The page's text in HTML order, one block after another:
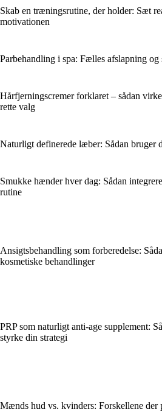
Skab en træningsrutine, der holder: Sæt
motivationen
Parbehandling i spa: Fælles afslapning
Hårfjerningscremer forklaret – sådan
rette valg
Naturligt definerede læber: Sådan bruger
Smukke hænder hver dag: Sådan
rutine
Ansigtsbehandling som forberedelse:
kosmetiske behandlinger
PRP som naturligt anti-age supplement:
styrke din strategi
Mænds hud vs. kvinders: Forskellene der